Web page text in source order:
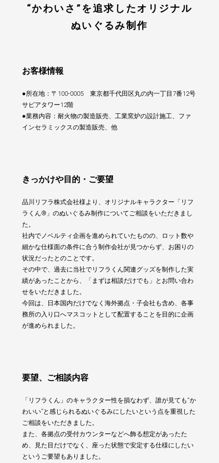
“かわいさ”を追求したオリジナル
ぬいぐるみ制作
お客様情報
●所在地：〒100-0005 東京都千代田区丸の内一丁目7番12号
サピアタワー12階
●業務内容：耐火物の製造販売、工業窯炉の設計施工、ファ
インセラミックスの製造販売、他
きっかけや目的・ご要望
品川リフラ株式会社様 より、オリジナルキャラクター「リフ
ラくん®」のぬいぐるみ制作についてご相談をいただきまし
た。
社内でノベルティ企画を進められていたものの、ロット数や
細かな仕様面の条件に合う制作会社が見つからず、お困りの
状況だったとのことです。
その中で、過去に当社でリフラくん関連グッズを制作した実
績があったことから、「まずは相談だけでも」とお問い合わ
せをいただきました。
今回は、日本国内だけでなく海外拠点・子会社も含め、各事
務所の入り口へマスコットとして配置することを目的に企画
が進められました。
要望、ご相談内容
「リフラくん」のキャラクター性を損なわず、誰が見ても“か
わいい”と感じられるぬいぐるみにしたいという点を重視した
ご相談をいただきました。
また、各拠点の受付カウンターなどへ飾る想定があったた
め、見た目だけでなく、座った状態で安定する仕様にしたい
というご要望もありました。